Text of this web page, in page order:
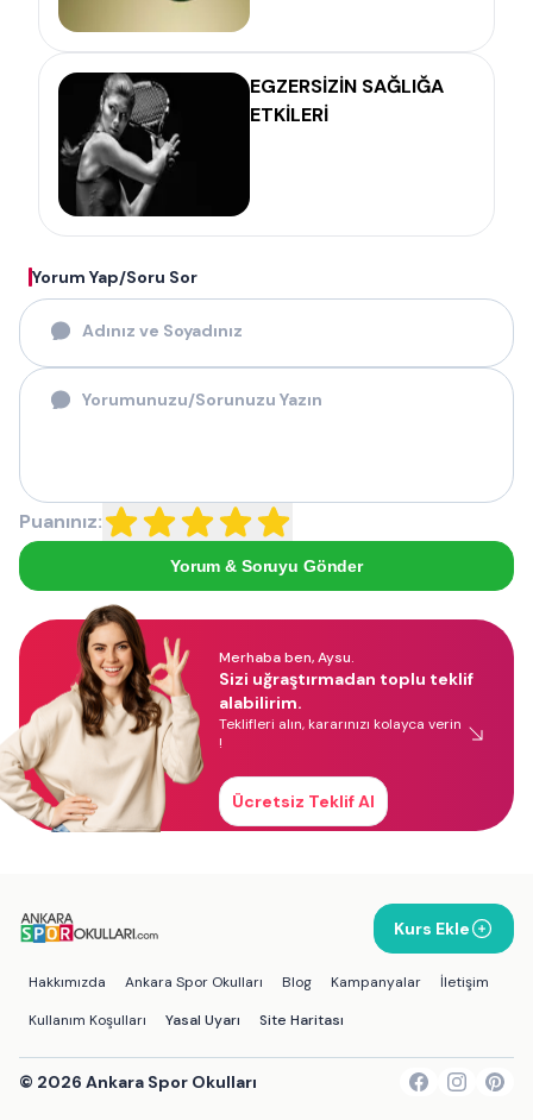
EGZERSİZİN SAĞLIĞA
ETKİLERİ
Yorum Yap/Soru Sor
Puanınız:
Yorum & Soruyu Gönder
Merhaba ben, Aysu.
Sizi uğraştırmadan toplu teklif
alabilirim.
Teklifleri alın, kararınızı kolayca verin
!
Ücretsiz Teklif Al
Kurs Ekle
Hakkımızda Ankara Spor Okulları Blog Kampanyalar
İletişim
Kullanım Koşulları
Yasal Uyarı Site Haritası
© 2026 Ankara Spor Okulları